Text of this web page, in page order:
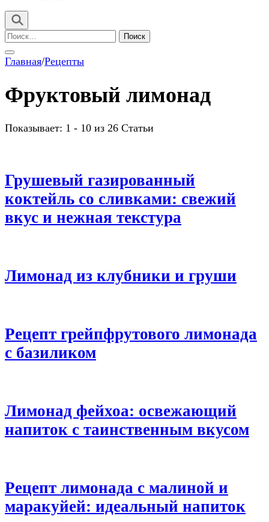
Найти:
Главная/Рецепты
Фруктовый лимонад
Показывает: 1 - 10 из 26 Статьи
Грушевый газированный
коктейль со сливками: свежий
вкус и нежная текстура
Лимонад из клубники и груши
Рецепт грейпфрутового лимонада
с базиликом
Лимонад фейхоа: освежающий
напиток с таинственным вкусом
Рецепт лимонада с малиной и
маракуйей: идеальный напиток